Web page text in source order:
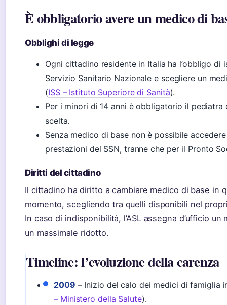
È obbligatorio avere un medico di
Obblighi di legge
Ogni cittadino residente in Italia ha l’obbligo di
Servizio Sanitario Nazionale e scegliere un
(ISS – Istituto Superiore di Sanità).
Per i minori di 14 anni è obbligatorio il pediatra
scelta.
Senza medico di base non è possibile
prestazioni del SSN, tranne che per il Pronto
Diritti del cittadino
Il cittadino ha diritto a cambiare medico di base in
momento, scegliendo tra quelli disponibili nel
In caso di indisponibilità, l’ASL assegna d’ufficio un
un massimale ridotto.
Timeline: l’evoluzione della carenza
2009 – Inizio del calo dei medici di famiglia
– Ministero della Salute).